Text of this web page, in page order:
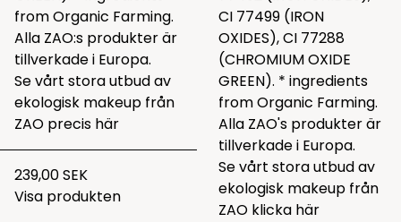
from Organic Farming.
Alla ZAO:s produkter är
tillverkade i Europa.
Se vårt stora utbud av
ekologisk makeup från
ZAO precis här
239,00 SEK
Visa produkten
CI 77499 (IRON
OXIDES), CI 77288
(CHROMIUM OXIDE
GREEN). * ingredients
from Organic Farming.
Alla ZAO's produkter är
tillverkade i Europa.
Se vårt stora utbud av
ekologisk makeup från
ZAO klicka här